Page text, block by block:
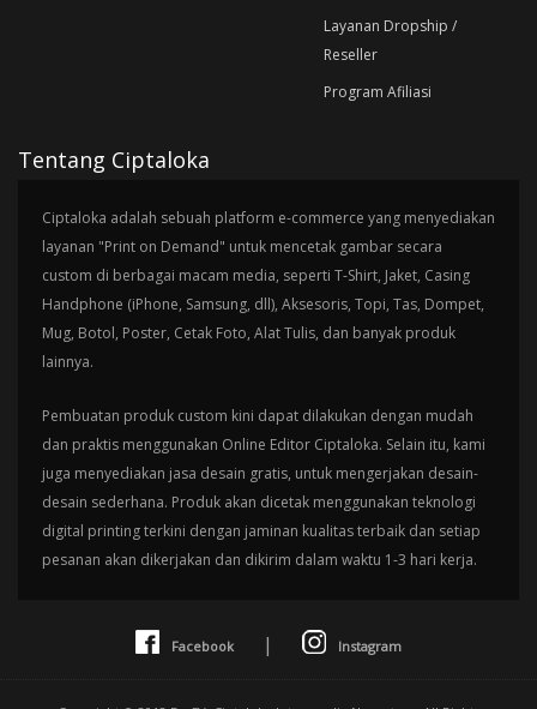
Layanan Dropship /
Reseller
Program Afiliasi
Tentang Ciptaloka
Ciptaloka adalah sebuah platform e-commerce yang menyediakan
layanan "Print on Demand" untuk mencetak gambar secara
custom di berbagai macam media, seperti T-Shirt, Jaket, Casing
Handphone (iPhone, Samsung, dll), Aksesoris, Topi, Tas, Dompet,
Mug, Botol, Poster, Cetak Foto, Alat Tulis, dan banyak produk
lainnya.
Pembuatan produk custom kini dapat dilakukan dengan mudah
dan praktis menggunakan Online Editor Ciptaloka. Selain itu, kami
juga menyediakan jasa desain gratis, untuk mengerjakan desain-
desain sederhana. Produk akan dicetak menggunakan teknologi
digital printing terkini dengan jaminan kualitas terbaik dan setiap
pesanan akan dikerjakan dan dikirim dalam waktu 1-3 hari kerja.
Facebook | Instagram